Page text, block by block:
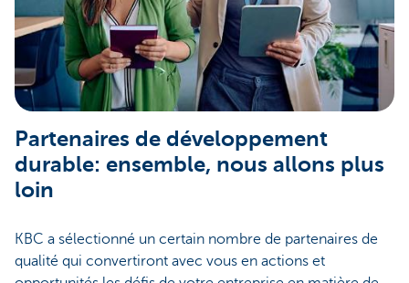
Partenaires de développement
durable: ensemble, nous allons plus
loin
KBC a sélectionné un certain nombre de partenaires de
qualité qui convertiront avec vous en actions et